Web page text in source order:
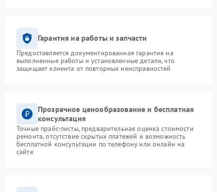
Гарантия на работы и запчасти
Предоставляется документированная гарантия на
выполненные работы и установленные детали, что
защищает клиента от повторных неисправностей
Прозрачное ценообразование и бесплатная
консультация
Точные прайс-листы, предварительная оценка стоимости
ремонта, отсутствие скрытых платежей и возможность
бесплатной консультации по телефону или онлайн на
сайте